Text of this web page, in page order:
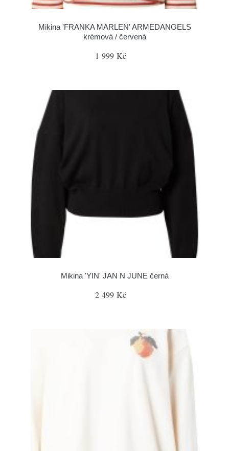
Mikina 'FRANKA MARLEN' ARMEDANGELS
krémová / červená
1 999 Kč
Mikina 'YIN' JAN N JUNE černá
2 499 Kč